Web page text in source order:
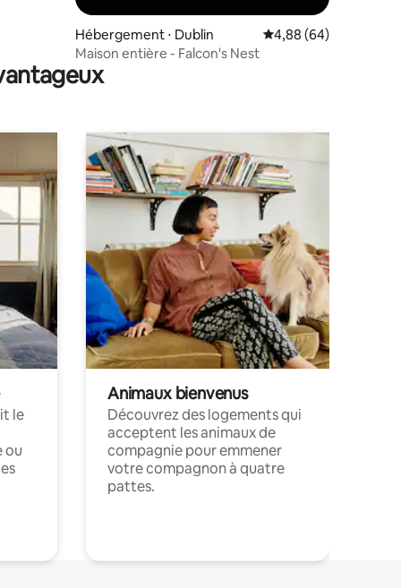
Hébergement ⋅ Dublin Évaluation moyenne
4,88 (64)
Maison entière - Falcon's Nest
le
ou
Animaux bienvenus
Découvrez des logements qui
acceptent les animaux de
compagnie pour emmener
votre compagnon à quatre
pattes.